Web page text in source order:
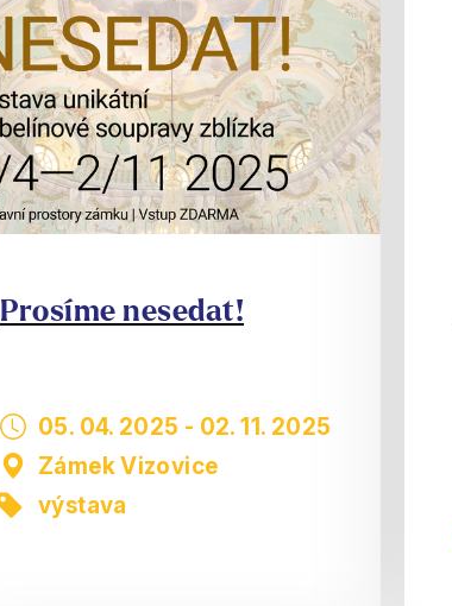
Prosíme nesedat!
05. 04. 2025 - 02. 11. 2025
Zámek Vizovice
výstava